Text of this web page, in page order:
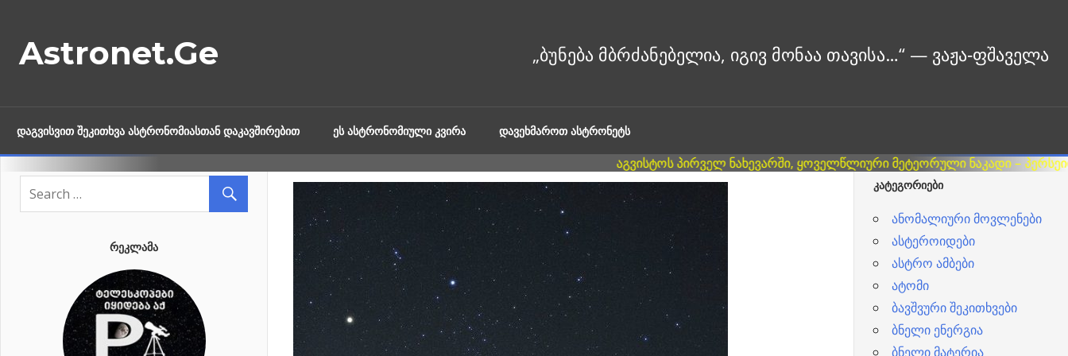
content
Astronet.Ge
ᲓᲐᲒᲕᲘᲡᲕᲘᲗ ᲨᲔᲙᲘᲗᲮᲕᲐ ᲐᲡᲢᲠᲝᲜᲝᲛᲘᲐᲡᲗᲐᲜ ᲓᲐᲙᲐᲕᲨᲘᲠᲔᲑᲘᲗ ᲔᲡ ᲐᲡᲢᲠᲝᲜᲝᲛᲘᲣᲚᲘ ᲙᲕᲘᲠᲐ ᲓᲐᲕᲔᲮᲛᲐᲠᲝᲗ ᲐᲡᲢᲠᲝᲜᲔᲢᲡ
ᲠᲔᲙᲚᲐᲛᲐ
ᲙᲐᲢᲔᲒᲝᲠᲘᲔᲑᲘ
ანომალიური მოვლენები
ასტეროიდები
ასტრო ამბები
ატომი
ბავშვური შეკითხვები
ბნელი ენერგია
ბნელი მატერია